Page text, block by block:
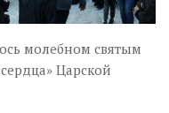
молебном святым
Царской